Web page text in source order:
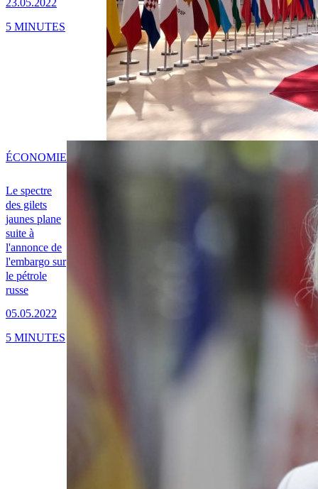
5 MINUTES
Le spectre
des gilets
jaunes plane
suite à
l'annonce de
l'embargo sur
le pétrole
russe
05.05.2022
ÉCONOMIE
5 MINUTES